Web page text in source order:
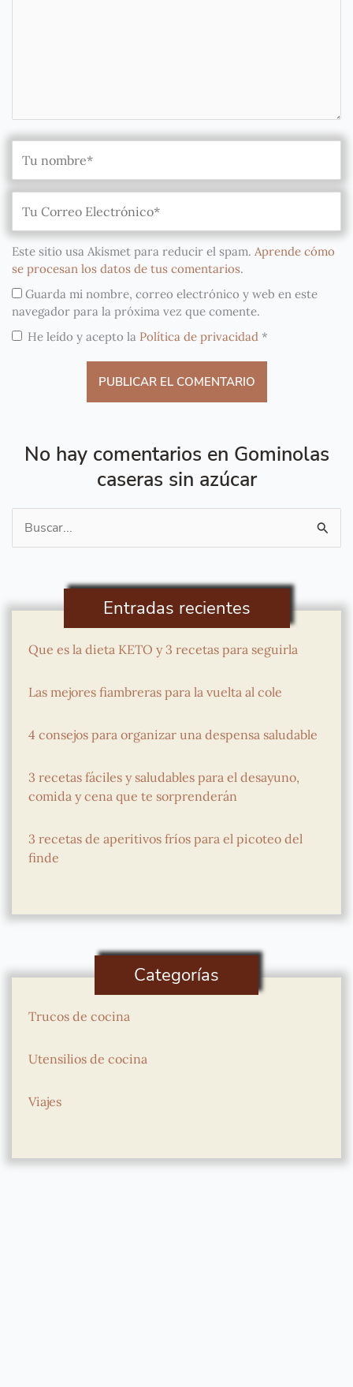
Este sitio usa Akismet para reducir el spam. Aprende cómo
se procesan los datos de tus comentarios.
Guarda mi nombre, correo electrónico y web en este
navegador para la próxima vez que comente.
He leído y acepto la Política de privacidad *
No hay comentarios en Gominolas
caseras sin azúcar
Buscar
por:
Entradas recientes
Que es la dieta KETO y 3 recetas para seguirla
Las mejores fiambreras para la vuelta al cole
4 consejos para organizar una despensa saludable
3 recetas fáciles y saludables para el desayuno,
comida y cena que te sorprenderán
3 recetas de aperitivos fríos para el picoteo del
finde
Categorías
Trucos de cocina
Utensilios de cocina
Viajes